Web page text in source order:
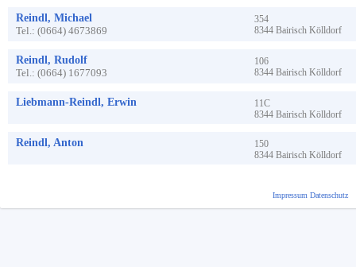
Reindl, Michael
Tel.: (0664) 4673869
354
8344 Bairisch Kölldorf
Reindl, Rudolf
Tel.: (0664) 1677093
106
8344 Bairisch Kölldorf
Liebmann-Reindl, Erwin
11C
8344 Bairisch Kölldorf
Reindl, Anton
150
8344 Bairisch Kölldorf
Impressum Datenschutz